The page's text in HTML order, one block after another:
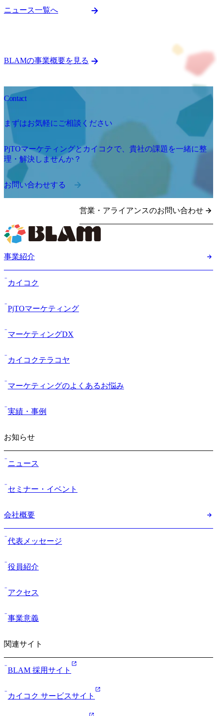
ニュース一覧へ
BLAMの事業概要を見る
Contact
まずはお気軽にご相談ください
PjTOマーケティングとカイコクで、貴社の課題を一緒に整
理・解決しませんか？
お問い合わせする
営業・アライアンスのお問い合わせ
事業紹介
カイコク
PjTOマーケティング
マーケティングDX
カイコクテラコヤ
マーケティングのよくあるお悩み
実績・事例
お知らせ
ニュース
セミナー・イベント
会社概要
代表メッセージ
役員紹介
アクセス
事業意義
関連サイト
BLAM 採用サイト
カイコク サービスサイト